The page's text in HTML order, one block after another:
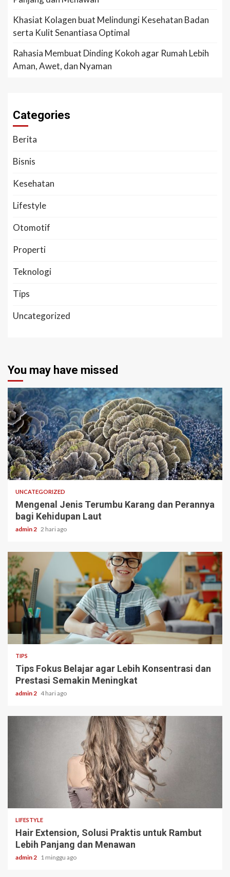
Khasiat Kolagen buat Melindungi Kesehatan Badan
serta Kulit Senantiasa Optimal
Rahasia Membuat Dinding Kokoh agar Rumah Lebih
Aman, Awet, dan Nyaman
Categories
Berita
Bisnis
Kesehatan
Lifestyle
Otomotif
Properti
Teknologi
Tips
Uncategorized
You may have missed
3 min read
UNCATEGORIZED
Mengenal Jenis Terumbu Karang dan Perannya
bagi Kehidupan Laut
admin 2 2 hari ago
3 min read
TIPS
Tips Fokus Belajar agar Lebih Konsentrasi dan
Prestasi Semakin Meningkat
admin 2 4 hari ago
LIFESTYLE
Hair Extension, Solusi Praktis untuk Rambut
Lebih Panjang dan Menawan
admin 2 1 minggu ago